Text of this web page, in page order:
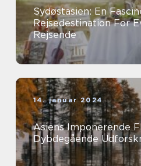
Sydøstasien: En
Rejsedestination For
Rejsende
14. januar 2024
Asiens Imponerende
Dybdegående